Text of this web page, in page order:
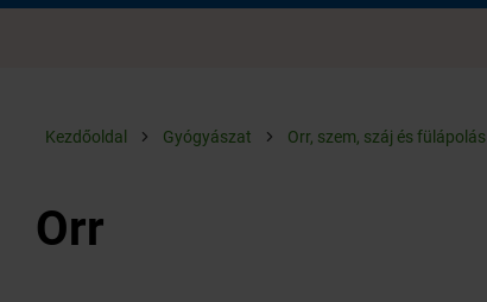
Kezdőoldal Gyógyászat Orr, szem, száj és fülápolás
Orr